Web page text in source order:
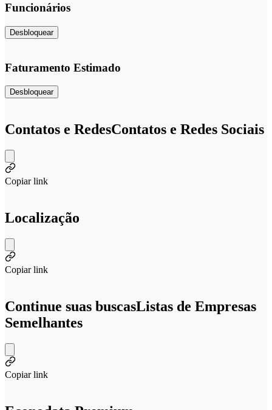
Funcionários
Desbloquear
Faturamento Estimado
Desbloquear
Contatos e RedesContatos e Redes Sociais
Copiar link
Localização
Copiar link
Continue suas buscasListas de Empresas
Semelhantes
Copiar link